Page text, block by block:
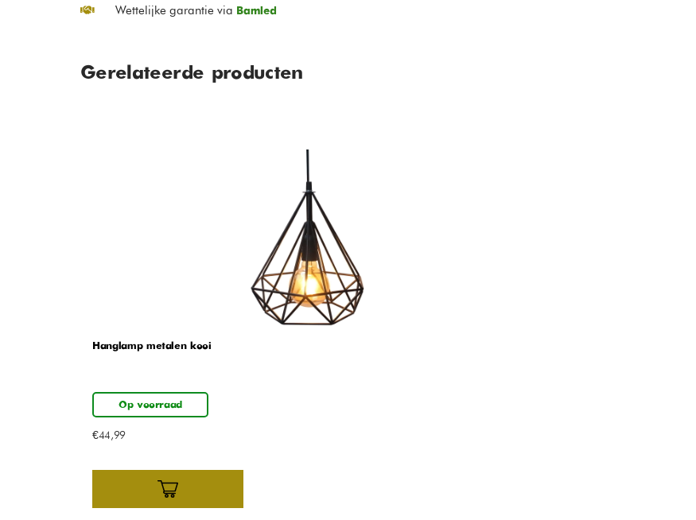
Wettelijke garantie via Bamled
Gerelateerde producten
Hanglamp metalen kooi
Op voorraad
€44,99